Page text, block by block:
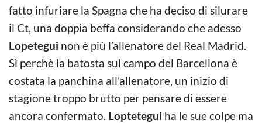
fatto infuriare la Spagna che ha deciso di silurare
il Ct, una doppia beffa considerando che adesso
Lopetegui non è più l’allenatore del Real Madrid.
Sì perchè la batosta sul campo del Barcellona è
costata la panchina all’allenatore, un inizio di
stagione troppo brutto per pensare di essere
ancora confermato. Loptetegui ha le sue colpe ma